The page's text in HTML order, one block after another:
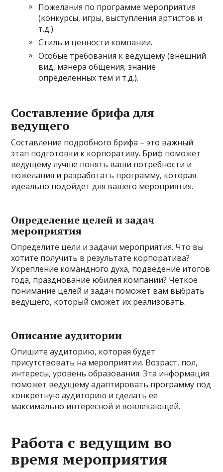
Пожелания по программе мероприятия
(конкурсы, игры, выступления артистов и
т.д.).
Стиль и ценности компании.
Особые требования к ведущему (внешний
вид, манера общения, знание
определенных тем и т.д.).
Составление брифа для
ведущего
Составление подробного брифа – это важный
этап подготовки к корпоративу. Бриф поможет
ведущему лучше понять ваши потребности и
пожелания и разработать программу, которая
идеально подойдет для вашего мероприятия.
Определение целей и задач
мероприятия
Определите цели и задачи мероприятия. Что вы
хотите получить в результате корпоратива?
Укрепление командного духа, подведение итогов
года, празднование юбилея компании? Четкое
понимание целей и задач поможет вам выбрать
ведущего, который сможет их реализовать.
Описание аудитории
Опишите аудиторию, которая будет
присутствовать на мероприятии. Возраст, пол,
интересы, уровень образования. Эта информация
поможет ведущему адаптировать программу под
конкретную аудиторию и сделать ее
максимально интересной и вовлекающей.
Работа с ведущим во
время мероприятия